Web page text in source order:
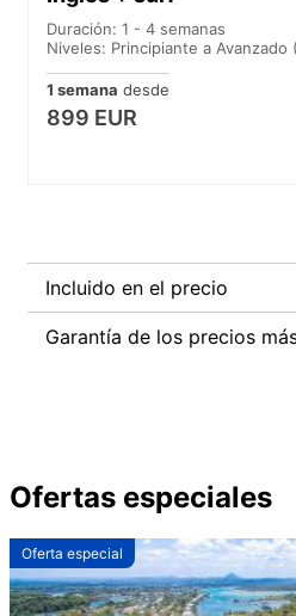
Duración: 1 - 4 semanas
Niveles: Principiante a Avanzado
1 semana desde
899 EUR
Incluido en el precio
Garantía de los precios
Ofertas especiales
Oferta especial